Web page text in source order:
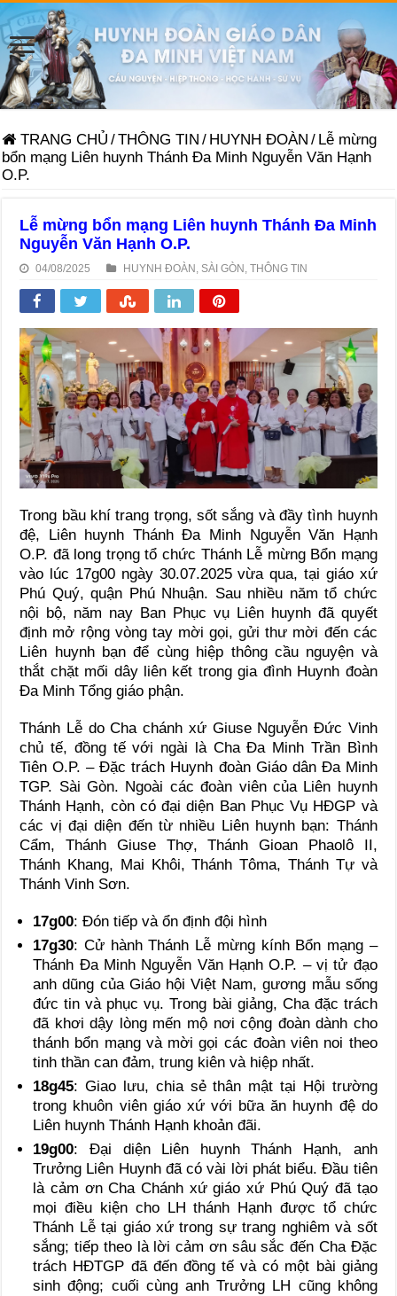
TRANG CHỦ /THÔNG TIN / HUYNH ĐOÀN / Lễ mừng
bổn mạng Liên huynh Thánh Đa Minh Nguyễn Văn Hạnh
O.P.
Lễ mừng bổn mạng Liên huynh Thánh Đa Minh
Nguyễn Văn Hạnh O.P.
04/08/2025 HUYNH ĐOÀN SÀI GÒN ,THÔNG TIN
Trong bầu khí trang trọng, sốt sắng và đầy tình huynh
đệ, Liên huynh Thánh Đa Minh Nguyễn Văn Hạnh
O.P. đã long trọng tổ chức Thánh Lễ mừng Bổn mạng
vào lúc 17g00 ngày 30.07.2025 vừa qua, tại giáo xứ
Phú Quý, quận Phú Nhuận. Sau nhiều năm tổ chức
nội bộ, năm nay Ban Phục vụ Liên huynh đã quyết
định mở rộng vòng tay mời gọi, gửi thư mời đến các
Liên huynh bạn để cùng hiệp thông cầu nguyện và
thắt chặt mối dây liên kết trong gia đình Huynh đoàn
Đa Minh Tổng giáo phận.
Thánh Lễ do Cha chánh xứ Giuse Nguyễn Đức Vinh
chủ tế, đồng tế với ngài là Cha Đa Minh Trần Bình
Tiên O.P. – Đặc trách Huynh đoàn Giáo dân Đa Minh
TGP. Sài Gòn. Ngoài các đoàn viên của Liên huynh
Thánh Hạnh, còn có đại diện Ban Phục Vụ HĐGP và
các vị đại diện đến từ nhiều Liên huynh bạn: Thánh
Cẩm, Thánh Giuse Thợ, Thánh Gioan Phaolô II,
Thánh Khang, Mai Khôi, Thánh Tôma, Thánh Tự và
Thánh Vinh Sơn.
17g00: Đón tiếp và ổn định đội hình
17g30: Cử hành Thánh Lễ mừng kính Bổn mạng –
Thánh Đa Minh Nguyễn Văn Hạnh O.P. – vị tử đạo
anh dũng của Giáo hội Việt Nam, gương mẫu sống
đức tin và phục vụ. Trong bài giảng, Cha đặc trách
đã khơi dậy lòng mến mộ nơi cộng đoàn dành cho
thánh bổn mạng và mời gọi các đoàn viên noi theo
tinh thần can đảm, trung kiên và hiệp nhất.
18g45: Giao lưu, chia sẻ thân mật tại Hội trường
trong khuôn viên giáo xứ với bữa ăn huynh đệ do
Liên huynh Thánh Hạnh khoản đãi.
19g00: Đại diện Liên huynh Thánh Hạnh, anh
Trưởng Liên Huynh đã có vài lời phát biểu. Đầu tiên
là cảm ơn Cha Chánh xứ giáo xứ Phú Quý đã tạo
mọi điều kiện cho LH thánh Hạnh được tổ chức
Thánh Lễ tại giáo xứ trong sự trang nghiêm và sốt
sắng; tiếp theo là lời cảm ơn sâu sắc đến Cha Đặc
trách HĐTGP đã đến đồng tế và có một bài giảng
sinh động; cuối cùng anh Trưởng LH cũng không